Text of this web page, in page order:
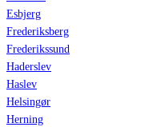
Esbjerg
Frederiksberg
Frederikssund
Haderslev
Haslev
Helsingør
Herning